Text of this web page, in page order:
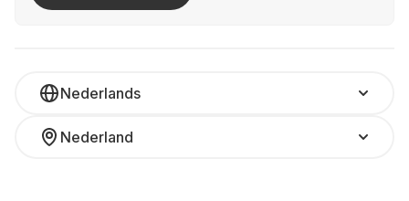
Nederlands
Nederland